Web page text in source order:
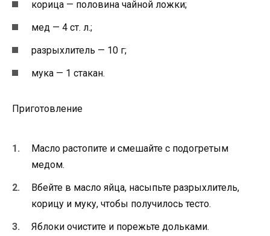
корица — половина чайной ложки;
мед — 4 ст. л.;
разрыхлитель — 10 г;
мука — 1 стакан.
Приготовление
Масло растопите и смешайте с подогретым
медом.
Вбейте в масло яйца, насыпьте разрыхлитель,
корицу и муку, чтобы получилось тесто.
Яблоки очистите и порежьте дольками.